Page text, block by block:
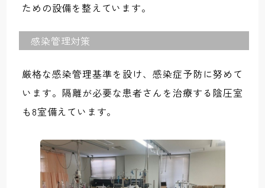
ための設備を整えています。
感染管理対策
厳格な感染管理基準を設け、感染症予防に努めて
います。隔離が必要な患者さんを治療する陰圧室
も8室備えています。